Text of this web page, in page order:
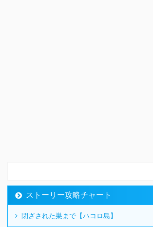
ストーリー攻略チャート
閉ざされた巣まで【ハコロ島】